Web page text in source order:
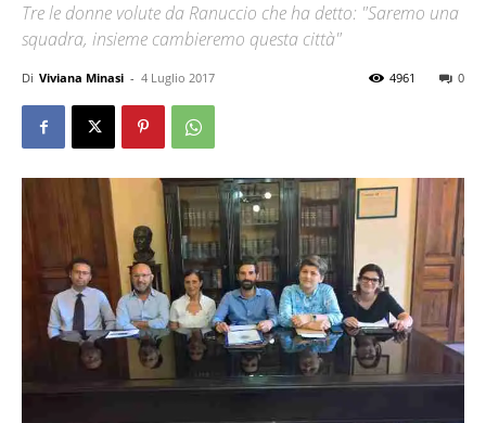
Tre le donne volute da Ranuccio che ha detto: "Saremo una
squadra, insieme cambieremo questa città"
Di Viviana Minasi - 4 Luglio 2017 0
4961